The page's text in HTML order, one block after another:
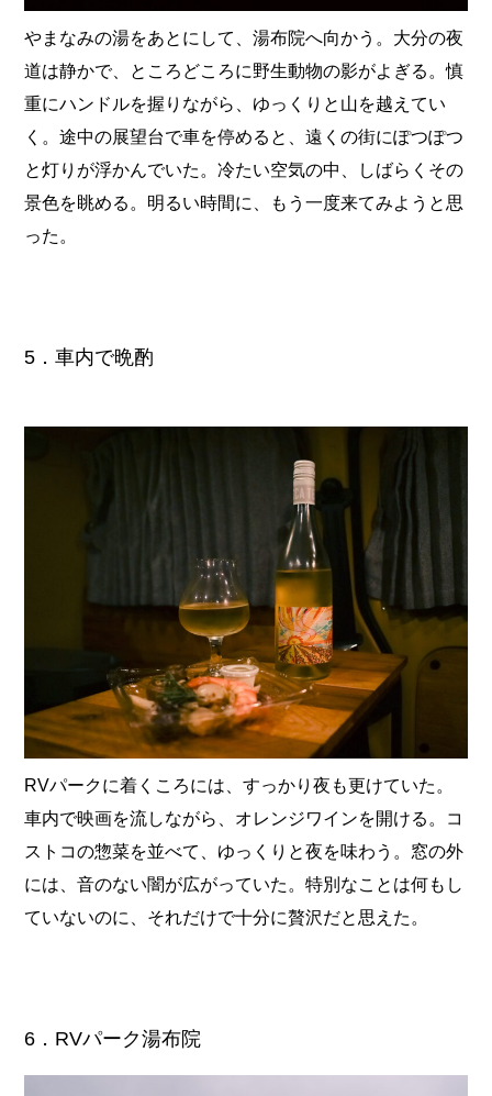
やまなみの湯をあとにして、湯布院へ向かう。大分の夜
道は静かで、ところどころに野生動物の影がよぎる。慎
重にハンドルを握りながら、ゆっくりと山を越えてい
く。途中の展望台で車を停めると、遠くの街にぽつぽつ
と灯りが浮かんでいた。冷たい空気の中、しばらくその
景色を眺める。明るい時間に、もう一度来てみようと思
った。
5．車内で晩酌
RVパークに着くころには、すっかり夜も更けていた。
車内で映画を流しながら、オレンジワインを開ける。コ
ストコの惣菜を並べて、ゆっくりと夜を味わう。窓の外
には、音のない闇が広がっていた。特別なことは何もし
ていないのに、それだけで十分に贅沢だと思えた。
6．RVパーク湯布院